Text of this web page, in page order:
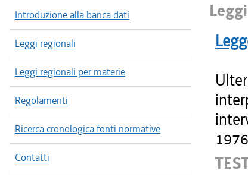
Introduzione alla banca dati
Leggi regionali
Leggi regionali per materie
Regolamenti
Ricerca cronologica fonti normative
Contatti